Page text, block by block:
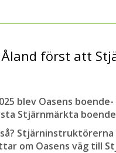
Åland först att
blev Oasens
Stjärnmärkta
Stjärninstruktörerna
om Oasens väg till